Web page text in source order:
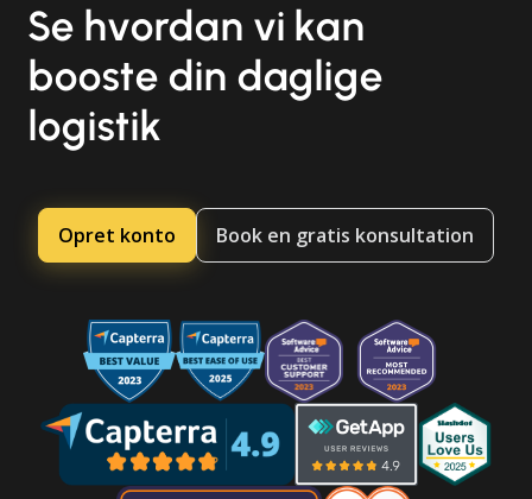
Se hvordan vi kan
booste din daglige
logistik
Opret konto Book en gratis konsultation